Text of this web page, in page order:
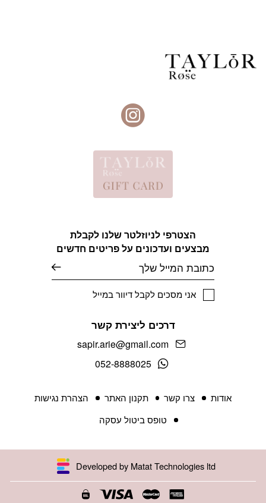
הצטרפי לניוזלטר שלנו לקבלת
מבצעים ועדכונים על פריטים חדשים
אני מסכים לקבל דיוור במייל
דרכים ליצירת קשר
sapir.arie@gmail.com
052-8888025
אודות צרו קשר תקנון האתר
הצהרת נגישות
טופס ביטול עסקה
Developed by Matat Technologies ltd